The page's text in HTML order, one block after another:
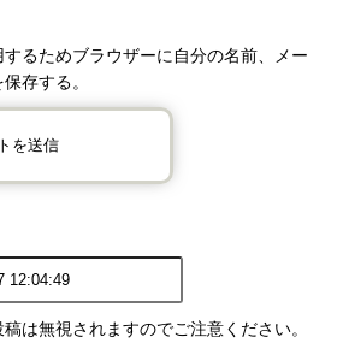
るためブラウザーに自分の名前、メー
存する。
は無視されますのでご注意ください。